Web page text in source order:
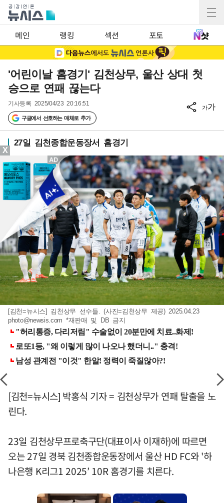
메인 랭킹 섹션 포토
'어린이날 홈경기' 김천상무, 울산 상대 첫
승으로 연패 끊는다
기사등록 2025/04/23 20:16:51
구글에서 선호하는 매체로 추가
가가
27일 김천종합운동장서 홈경기
[김천=뉴시스] 김천상무 선수들. (사진=김천상무 제공) 2025.04.23
photo@newsis.com *재판매 및 DB 금지
[김천=뉴시스] 박홍식 기자 = 김천상무가 연패 탈출을 노
린다.
23일 김천상무프로축구단(대표이사 이재하)에 따르면
오는 27일 경북 김천종합운동장에서 울산 HD FC와 '하
나은행 K리그1 2025’ 10R 홈경기를 치른다.
X